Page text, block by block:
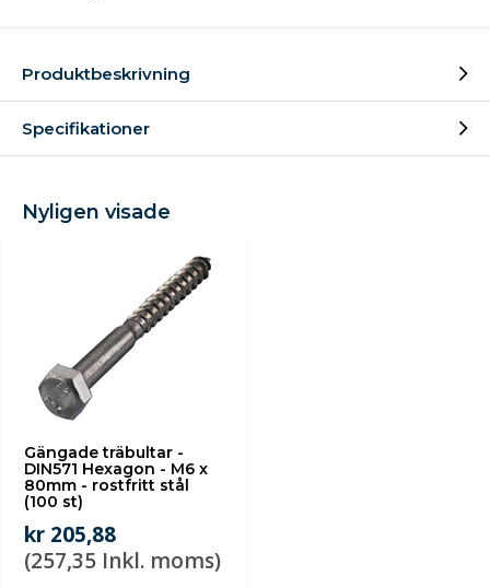
Produktbeskrivning
Specifikationer
Nyligen visade
Gängade träbultar -
DIN571 Hexagon - M6 x
80mm - rostfritt stål
(100 st)
kr 205,88
(257,35 Inkl. moms)